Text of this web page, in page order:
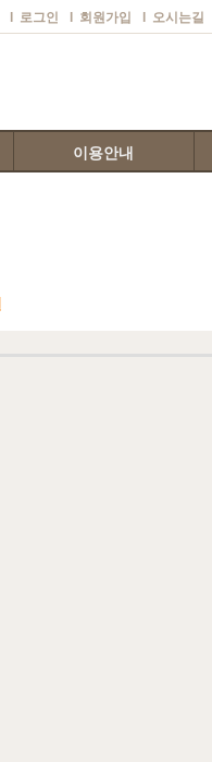
로그인 회원가입 오시는길
이용안내